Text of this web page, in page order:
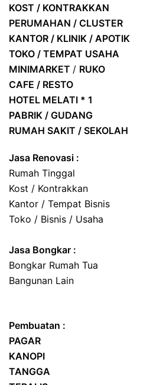
KOST / KONTRAKKAN
PERUMAHAN / CLUSTER
KANTOR / KLINIK / APOTIK
TOKO / TEMPAT USAHA
MINIMARKET / RUKO
CAFE / RESTO
HOTEL MELATI * 1
PABRIK / GUDANG
RUMAH SAKIT / SEKOLAH
Jasa Renovasi :
Rumah Tinggal
Kost / Kontrakkan
Kantor / Tempat Bisnis
Toko / Bisnis / Usaha
Jasa Bongkar :
Bongkar Rumah Tua
Bangunan Lain
Pembuatan :
PAGAR
KANOPI
TANGGA